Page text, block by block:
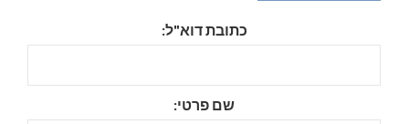
כתובת דוא"ל:
שם פרטי: